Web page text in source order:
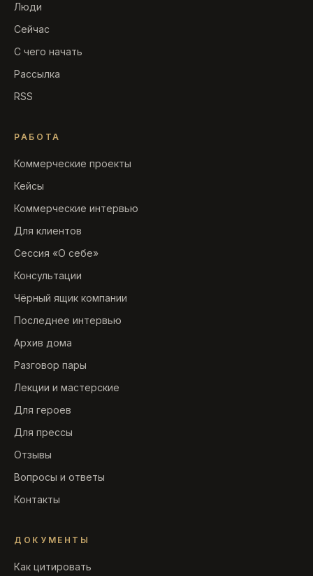
Люди
Сейчас
С чего начать
Рассылка
RSS
РАБОТА
Коммерческие проекты
Кейсы
Коммерческие интервью
Для клиентов
Сессия «О себе»
Консультации
Чёрный ящик компании
Последнее интервью
Архив дома
Разговор пары
Лекции и мастерские
Для героев
Для прессы
Отзывы
Вопросы и ответы
Контакты
ДОКУМЕНТЫ
Как цитировать